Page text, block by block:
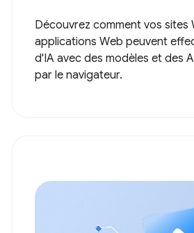
Découvrez comment vos sites
applications Web peuvent
d'IA avec des modèles et des
par le navigateur.